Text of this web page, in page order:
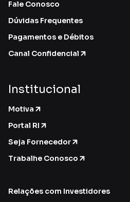
Fale Conosco
Dúvidas Frequentes
Pagamentos e Débitos
Canal Confidencial
Institucional
Motiva
Portal RI
Seja Fornecedor
Trabalhe Conosco
Relações com Investidores